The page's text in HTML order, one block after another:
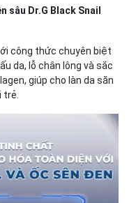
sâu Dr.G Black Snail
công thức chuyên biệt
da, lỗ chân lông và sắc
giúp cho làn da săn